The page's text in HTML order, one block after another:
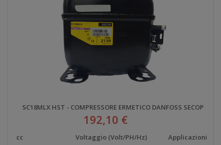
SC18MLX HST - COMPRESSORE ERMETICO DANFOSS SECOP
192,10 €
cc Voltaggio (Volt/PH/Hz)
Applicazioni